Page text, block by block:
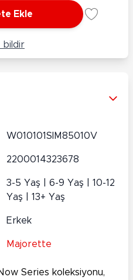
Ekle
bildir
W010101SIM85010V
2200014323678
3-5 Yaş | 6-9 Yaş | 10-12
Yaş | 13+ Yaş
Erkek
Majorette
Series koleksiyonu,